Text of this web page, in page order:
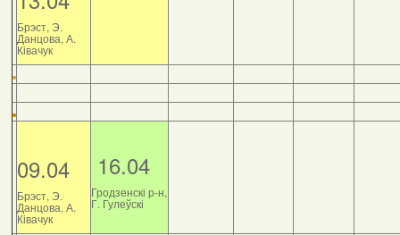
Брэст, Э.
Данцова, А.
Ківачук
09.04
Брэст, Э.
Данцова, А.
Ківачук
16.04
Гродзенскі р-н,
Г. Гулеўскі